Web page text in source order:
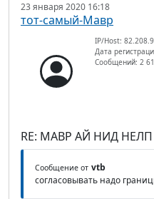
23 января 2020 16:18
тот-самый-Мавр
IP/Host:
Дата
Сообщений: 2
RE: МАВР АЙ НИД НЕЛП
Сообщение от vtb
согласовывать надо